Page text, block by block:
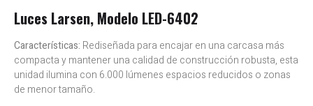
Luces Larsen, Modelo LED-6402
Características: Rediseñada para encajar en una carcasa más
compacta y mantener una calidad de construcción robusta, esta
unidad ilumina con 6.000 lúmenes espacios reducidos o zonas
de menor tamaño.